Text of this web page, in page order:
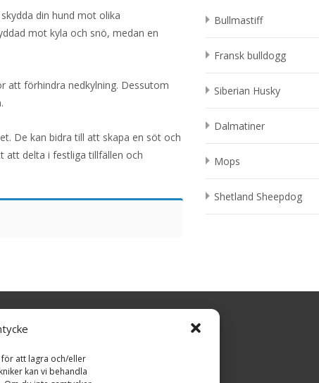
för att lagra och/eller
kan vi behandla
din hund mot olika
mot kyla och snö, medan en
att förhindra nedkylning. Dessutom
De kan bidra till att skapa en söt och
att delta i festliga tillfällen och
Bullmastiff
Fransk bulldogg
Siberian Husky
Dalmatiner
Mops
Shetland Sheepdog